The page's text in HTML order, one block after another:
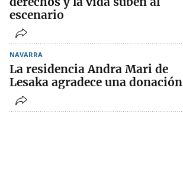
escenario
NAVARRA
La residencia Andra Mari de
Lesaka agradece una donación